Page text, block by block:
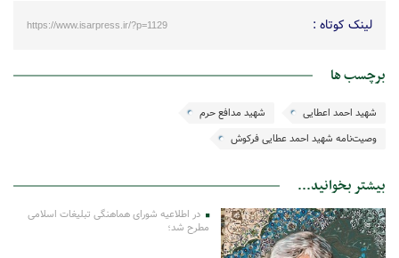
لینک کوتاه : https://www.isarpress.ir/?p=1129
برچسب ها
شهید احمد اعطایی
شهید مدافع حرم
وصیت‌نامه شهید احمد عطایی فرکوش
بیشتر بخوانید...
در اطلاعیه شورای هماهنگی تبلیغات اسلامی
مطرح شد؛